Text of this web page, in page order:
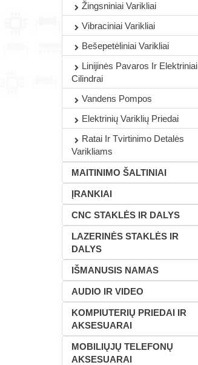
Žingsniniai Varikliai
Vibraciniai Varikliai
Bešepetėliniai Varikliai
Linijinės Pavaros Ir Elektriniai
Cilindrai
Vandens Pompos
Elektrinių Variklių Priedai
Ratai Ir Tvirtinimo Detalės
Varikliams
MAITINIMO ŠALTINIAI
ĮRANKIAI
CNC STAKLĖS IR DALYS
LAZERINĖS STAKLĖS IR
DALYS
IŠMANUSIS NAMAS
AUDIO IR VIDEO
KOMPIUTERIŲ PRIEDAI IR
AKSESUARAI
MOBILIŲJŲ TELEFONŲ
AKSESUARAI